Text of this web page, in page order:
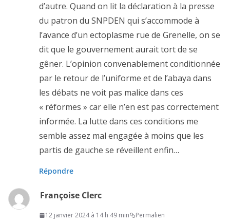
d’autre. Quand on lit la déclaration à la presse
du patron du SNPDEN qui s’accommode à
l’avance d’un ectoplasme rue de Grenelle, on se
dit que le gouvernement aurait tort de se
gêner. L’opinion convenablement conditionnée
par le retour de l’uniforme et de l’abaya dans
les débats ne voit pas malice dans ces
« réformes » car elle n’en est pas correctement
informée. La lutte dans ces conditions me
semble assez mal engagée à moins que les
partis de gauche se réveillent enfin…
Répondre
Françoise Clerc
12 janvier 2024 à 14 h 49 min Permalien